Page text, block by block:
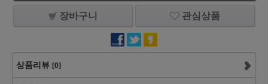
장바구니 관심상품
상품리뷰 [0]